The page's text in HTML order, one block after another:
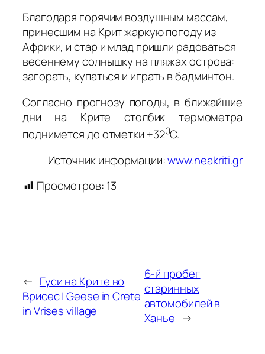
Благодаря горячим воздушным массам,
принесшим на Крит жаркую погоду из
Африки, и стар и млад пришли радоваться
весеннему солнышку на пляжах острова:
загорать, купаться и играть в бадминтон.
Согласно прогнозу погоды, в ближайшие
дни на Крите столбик термометра
поднимется до отметки +320С.
Источник информации:www.neakriti.gr
Просмотров: 13
← Гуси на Крите во
Врисес | Geese in Crete
in Vrises village
6-й пробег
старинных
автомобилей в
Ханье →